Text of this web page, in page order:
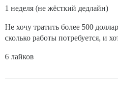
1 неделя (не жёсткий дедлайн)
Не хочу тратить более 500
сколько работы потребуется, и
6 лайков